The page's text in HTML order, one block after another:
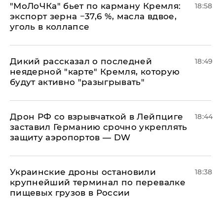
​"МоЛоЧКа" бьет по карману Кремля:
экспорт зерна −37,6 %, масла вдвое,
уголь в коллапсе
18:58
Дикий рассказал о последней
неядерной "карте" Кремля, которую
будут активно "разыгрывать"
18:49
​Дрон РФ со взрывчаткой в Лейпциге
заставил Германию срочно укреплять
защиту аэропортов — DW
18:44
Украинские дроны остановили
крупнейший терминал по перевалке
пищевых грузов в России
18:38